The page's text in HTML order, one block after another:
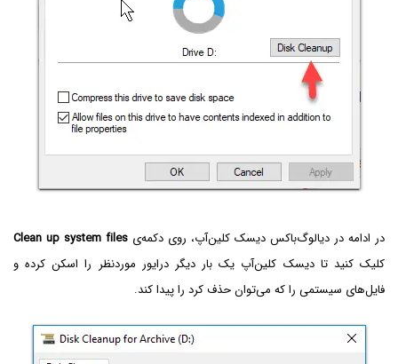
در ادامه در دیالوگ‌باکس دیسک کلین‌آپ، روی دکمه‌ی Clean up system files
کلیک کنید تا دیسک کلین‌آپ یک بار دیگر درایور موردنظر را اسکن کرده و
فایل‌های سیستمی را که می‌توان حذف کرد را پیدا کند.